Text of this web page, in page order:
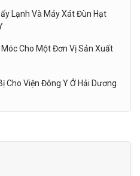
Lạnh Và Máy Xát Đùn Hạt
Cho Một Đơn Vị Sản Xuất
Cho Viện Đông Y Ở Hải Dương